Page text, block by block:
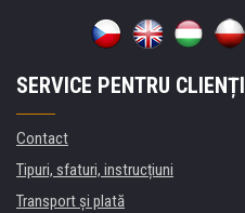
SERVICE PENTRU CLIENȚI
Contact
Tipuri, sfaturi, instrucțiuni
Transport şi plată